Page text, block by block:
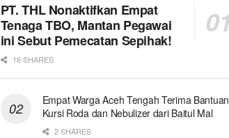
PT. THL Nonaktifkan Empat
Tenaga TBO, Mantan Pegawai
ini Sebut Pemecatan Sepihak!
16 SHARES
Empat Warga Aceh Tengah Terima Bantuan
Kursi Roda dan Nebulizer dari Baitul Mal
2 SHARES